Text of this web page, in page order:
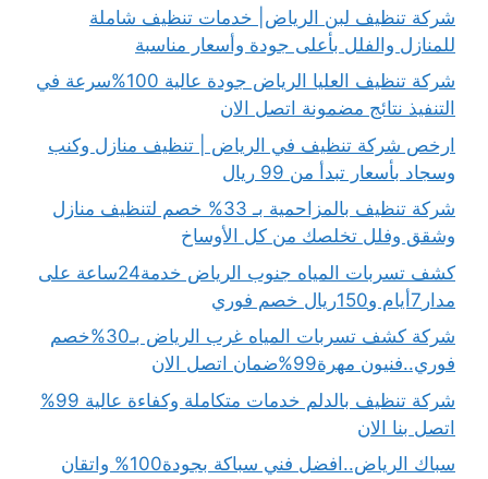
شركة تنظيف لبن الرياض| خدمات تنظيف شاملة
للمنازل والفلل بأعلى جودة وأسعار مناسبة
شركة تنظيف العليا الرياض جودة عالية 100%سرعة في
التنفيذ نتائج مضمونة اتصل الان
ارخص شركة تنظيف في الرياض | تنظيف منازل وكنب
وسجاد بأسعار تبدأ من 99 ريال
شركة تنظيف بالمزاحمية بـ 33% خصم لتنظيف منازل
وشقق وفلل تخلصك من كل الأوساخ
كشف تسربات المياه جنوب الرياض خدمة24ساعة على
مدار7أيام و150ريال خصم فوري
شركة كشف تسربات المياه غرب الرياض بـ30%خصم
فوري..فنيون مهرة99%ضمان اتصل الان
شركة تنظيف بالدلم خدمات متكاملة وكفاءة عالية 99%
اتصل بنا الان
سباك الرياض..افضل فني سباكة بجودة100% واتقان